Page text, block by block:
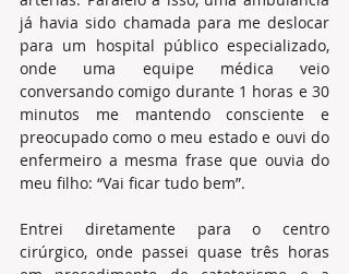
já havia sido chamada para me deslocar
para um hospital público especializado,
onde uma equipe médica veio
conversando comigo durante 1 horas e 30
minutos me mantendo consciente e
preocupado como o meu estado e ouvi do
enfermeiro a mesma frase que ouvia do
meu filho: “Vai ficar tudo bem”.
Entrei diretamente para o centro
cirúrgico, onde passei quase três horas